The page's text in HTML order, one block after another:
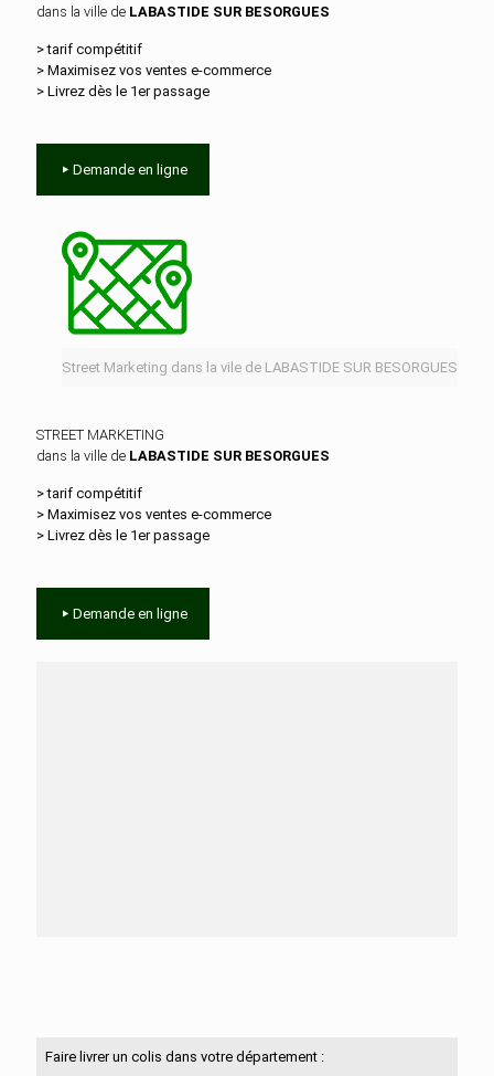
dans la ville de LABASTIDE SUR BESORGUES
> tarif compétitif
> Maximisez vos ventes e‑commerce
> Livrez dès le 1er passage
Demande en ligne
Street Marketing dans la vile de LABASTIDE SUR BESORGUES
STREET MARKETING
dans la ville de LABASTIDE SUR BESORGUES
> tarif compétitif
> Maximisez vos ventes e‑commerce
> Livrez dès le 1er passage
Demande en ligne
Faire livrer un colis dans votre département :